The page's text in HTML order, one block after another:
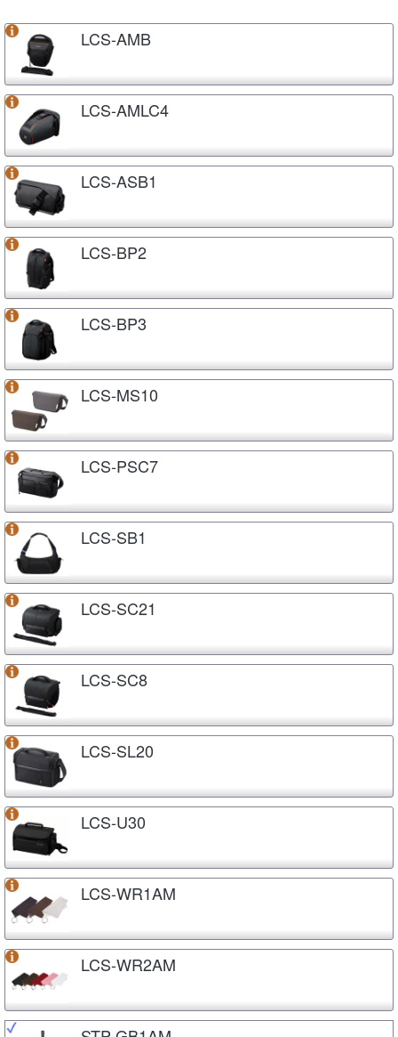
LCS-AMB
LCS-AMLC4
LCS-ASB1
LCS-BP2
LCS-BP3
LCS-MS10
LCS-PSC7
LCS-SB1
LCS-SC21
LCS-SC8
LCS-SL20
LCS-U30
LCS-WR1AM
LCS-WR2AM